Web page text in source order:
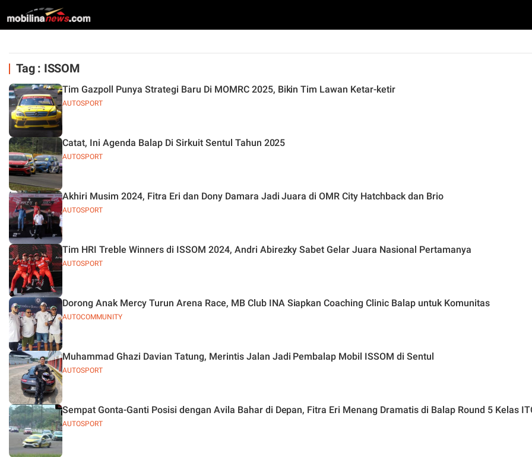
Tag : ISSOM
AUTOSPORT
Tim Gazpoll Punya Strategi Baru Di MOMRC 2025, Bikin Tim Lawan Ketar-ketir
AUTOSPORT
Catat, Ini Agenda Balap Di Sirkuit Sentul Tahun 2025
AUTOSPORT
Akhiri Musim 2024, Fitra Eri dan Dony Damara Jadi Juara di OMR City Hatchback dan Brio
AUTOSPORT
Tim HRI Treble Winners di ISSOM 2024, Andri Abirezky Sabet Gelar Juara Nasional Pertamanya
AUTOCOMMUNITY
Dorong Anak Mercy Turun Arena Race, MB Club INA Siapkan Coaching Clinic Balap untuk Komunitas
AUTOSPORT
Muhammad Ghazi Davian Tatung, Merintis Jalan Jadi Pembalap Mobil ISSOM di Sentul
AUTOSPORT
Sempat Gonta-Ganti Posisi dengan Avila Bahar di Depan, Fitra Eri Menang Dramatis di Balap Round 5 Kelas